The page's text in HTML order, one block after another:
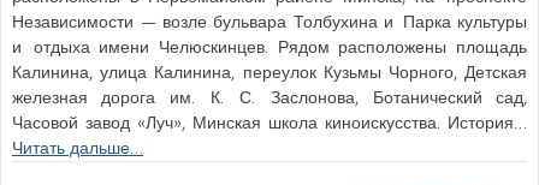
Независимости — возле бульвара Толбухина и Парка культуры
и отдыха имени Челюскинцев. Рядом расположены площадь
Калинина, улица Калинина, переулок Кузьмы Чорного, Детская
железная дорога им. К. С. Заслонова, Ботанический сад,
Часовой завод «Луч», Минская школа киноискусства. История…
Читать дальше…